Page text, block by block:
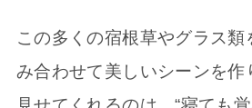
この多くの宿根草やグラス類
み合わせて美しいシーンを作